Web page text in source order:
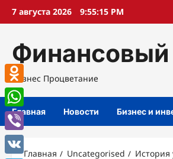
Перейти
7 августа 2026 9:55:16 PM
Бизнес Процветание
Главная Новости Бизнес и
Главная Uncategorised История
Odnoklassniki
WhatsApp
Viber